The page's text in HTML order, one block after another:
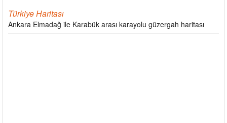
Türkiye Haritası
Ankara Elmadağ ile Karabük arası karayolu güzergah haritası